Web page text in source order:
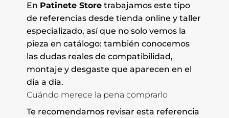
En Patinete Storetrabajamos este tipo
de referencias desde tienda online y taller
especializado, así que no solo vemos la
pieza en catálogo: también conocemos
las dudas reales de compatibilidad,
montaje y desgaste que aparecen en el
día a día.
Cuándo merece la pena comprarlo
Te recomendamos revisar esta referencia